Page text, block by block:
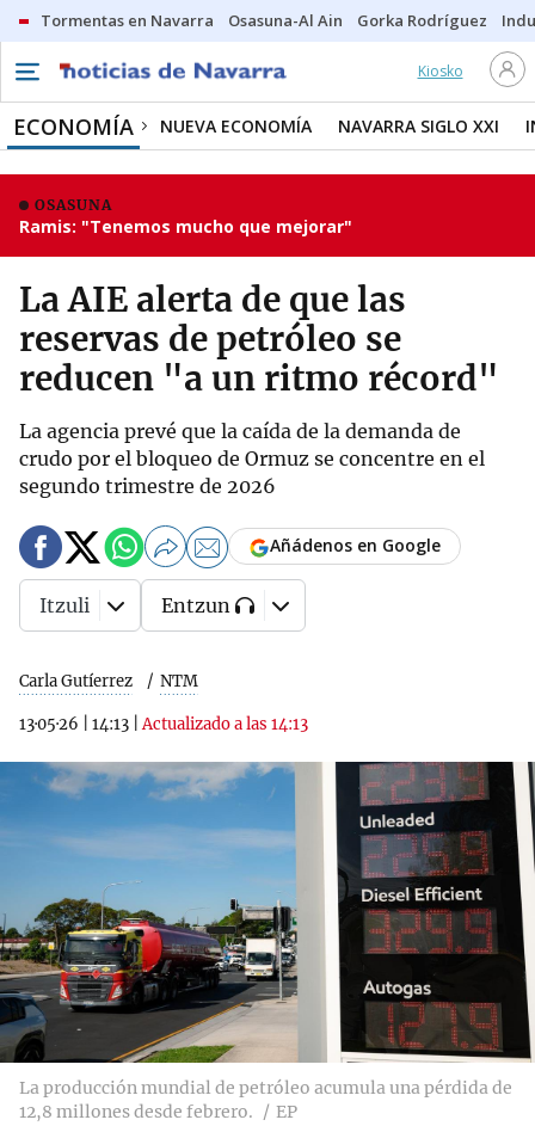
Tormentas en Navarra Osasuna-Al Ain Gorka Rodríguez
Kiosko
ECONOMÍA NUEVA ECONOMÍA NAVARRA SIGLO XXI
OSASUNA
Ramis: "Tenemos mucho que mejorar"
La AIE alerta de que las
reservas de petróleo se
reducen "a un ritmo récord"
La agencia prevé que la caída de la demanda de
crudo por el bloqueo de Ormuz se concentre en el
segundo trimestre de 2026
Carla Gutíerrez NTM
13·05·26 14:13 |Actualizado a las 14:13
Añádenos en Google
Itzuli Entzun
La producción mundial de petróleo acumula una pérdida de
12,8 millones desde febrero.
EP